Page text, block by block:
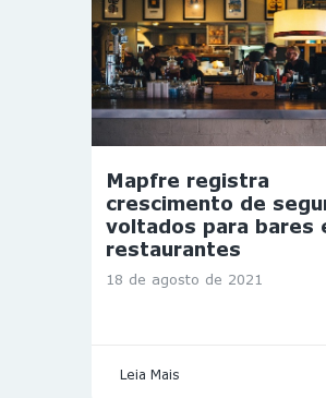
Mapfre registra
crescimento de
voltados para bares
restaurantes
18 de agosto de 2021
Leia Mais